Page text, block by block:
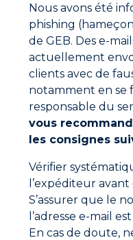
Mode d'emploi
Les raccords doivent
Enrouler le ruban
du vissage, en
Ne pas exercer de
l’enroulement.
A la fin du
ruban sur les filets.
Appliquer une pré-
N.m selon l’application.
Remise en pression
Fiche
Fiche de
Nous avons été
phishing
de GEB. Des e-
actuellement
clients avec de
notamment en se
responsable du
vous
les consignes
Vérifier
l’expéditeur
S’assurer que le
l’adresse e-mail
En cas de doute,